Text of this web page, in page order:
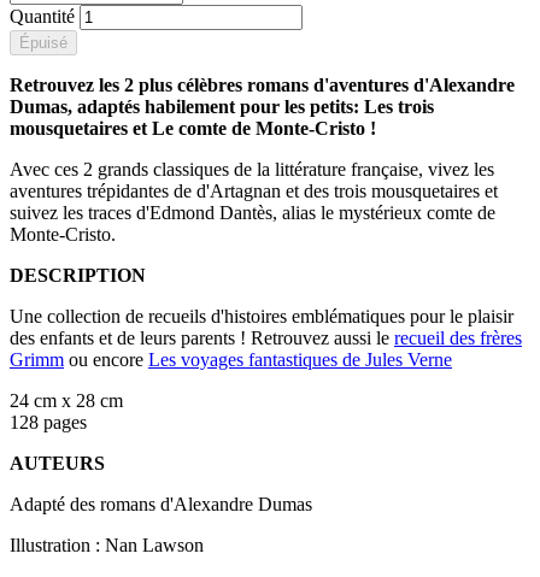
Quantité
Épuisé
Retrouvez les 2 plus célèbres romans d'aventures d'Alexandre
Dumas, adaptés habilement pour les petits: Les trois
mousquetaires et Le comte de Monte-Cristo !
Avec ces 2 grands classiques de la littérature française, vivez les
aventures trépidantes de d'Artagnan et des trois mousquetaires et
suivez les traces d'Edmond Dantès, alias le mystérieux comte de
Monte-Cristo.
DESCRIPTION
Une collection de recueils d'histoires emblématiques pour le plaisir
des enfants et de leurs parents ! Retrouvez aussi le recueil des frères
Grimm ou encore Les voyages fantastiques de Jules Verne
24 cm x 28 cm
128 pages
AUTEURS
Adapté des romans d'Alexandre Dumas
Illustration : Nan Lawson